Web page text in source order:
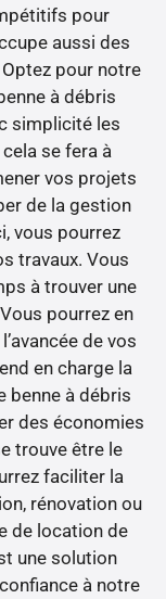
pour
aussi des
pour notre
à débris
simplicité les
se fera à
vos projets
de la gestion
vous pourrez
travaux. Vous
à trouver une
pourrez en
de vos
en charge la
benne à débris
des économies
trouve être le
faciliter la
rénovation ou
de location de
une solution
à notre